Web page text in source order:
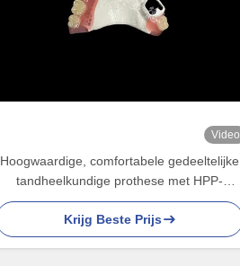
Video
Hoogwaardige, comfortabele gedeeltelijke
tandheelkundige prothese met HPP-
framework herstelt het kauwen en spreken
Krijg Beste Prijs